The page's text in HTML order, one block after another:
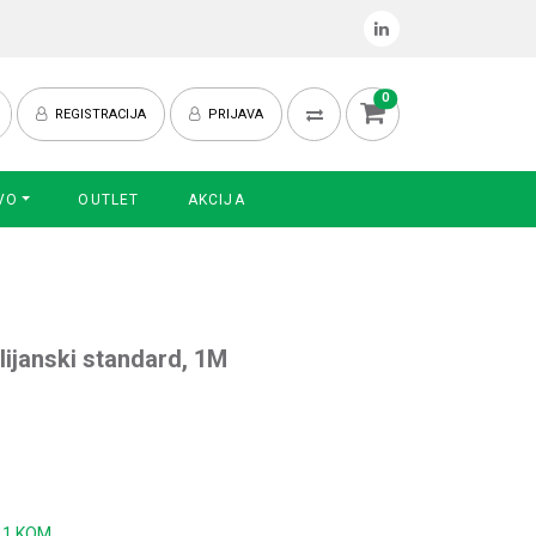
REGISTRACIJA PRIJAVA
0
OUTLET AKCIJA
standard, 1M